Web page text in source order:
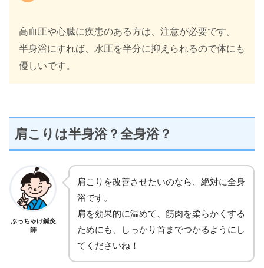
高血圧や心臓に疾患のある方は、注意が必要です。
半身浴にすれば、水圧を半分に抑えられるので体にも
優しいです。
肩こりは半身浴？全身浴？
ぶっちゃけ鍼灸
師
肩こりを改善させたいのなら、絶対に全身
浴です。
肩を効果的に温めて、筋肉を柔らかくする
ためにも、しっかり首までつかるようにし
てくださいね！